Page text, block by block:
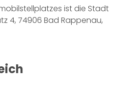
ist die Stadt
4, 74906 Bad Rappenau,